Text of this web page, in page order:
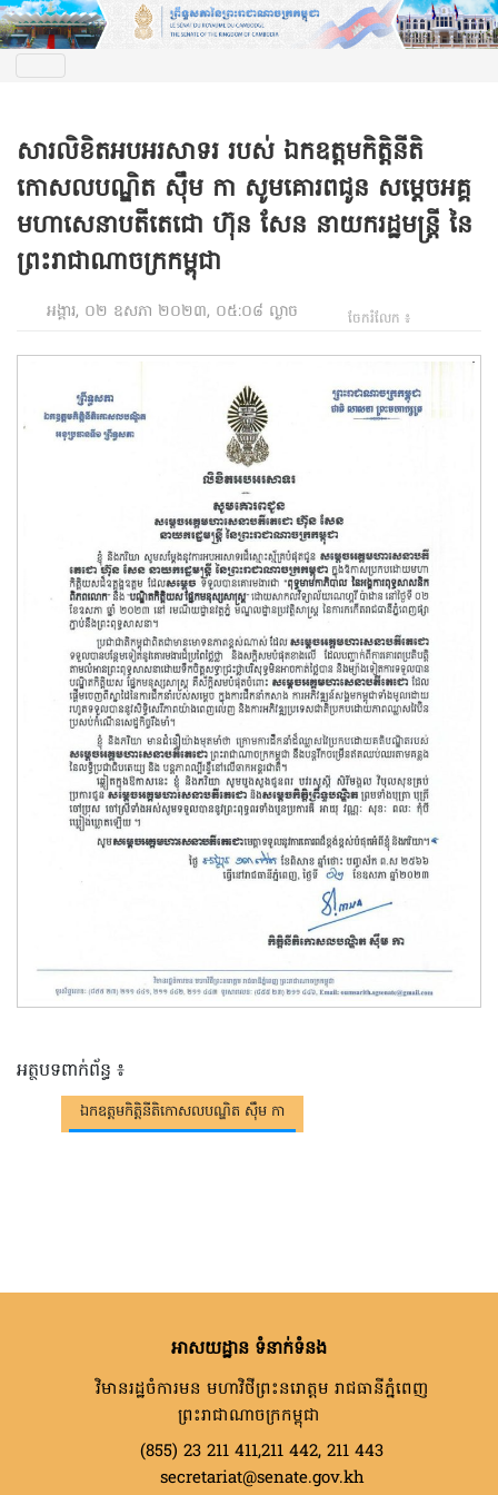
សារលិខិតអបអរសាទរ របស់ ឯកឧត្តមកិត្តិនីតិ
កោសលបណ្ឌិត ស៊ឹម កា សូមគោរពជូន សម្តេចអគ្គ
មហាសេនាបតីតេជោ ហ៊ុន សែន នាយករដ្ឋមន្ត្រី នៃ
ព្រះរាជាណាចក្រកម្ពុជា
អង្គារ, ០២ ឧសភា ២០២៣, ០៥:០៨ ល្ងាច ចែករំលែក ៖
អត្ថបទពាក់ព័ន្ធ ៖
ឯកឧត្តមកិត្តិនីតិកោសលបណ្ឌិត ស៊ឹម កា
អាសយដ្ឋាន ទំនាក់ទំនង
វិមានរដ្ឋចំការមន មហាវិថីព្រះនរោត្តម រាជធានីភ្នំពេញ
ព្រះរាជាណាចក្រកម្ពុជា
(855) 23 211 411,211 442, 211 443
secretariat@senate.gov.kh